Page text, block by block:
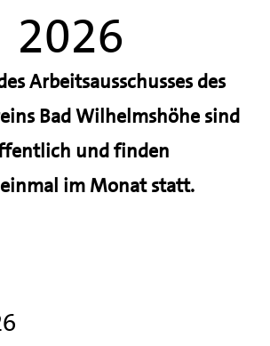
2026
Arbeitsausschusses des
Bad Wilhelmshöhe sind
und finden
im Monat statt.